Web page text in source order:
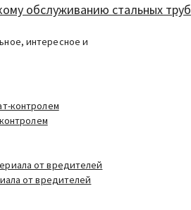
обслуживанию стальных труб
интересное и
от вредителей